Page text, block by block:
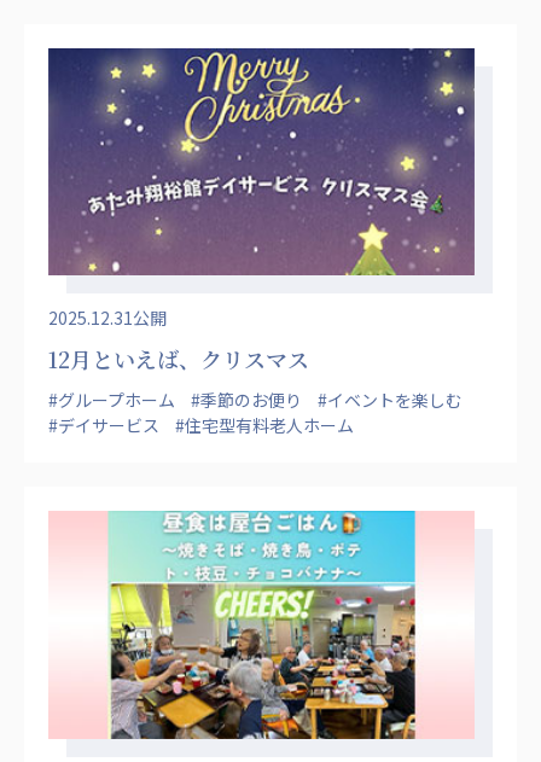
2025.12.31公開
12月といえば、クリスマス
#グループホーム #季節のお便り
#イベントを楽しむ
#デイサービス
#住宅型有料老人ホーム